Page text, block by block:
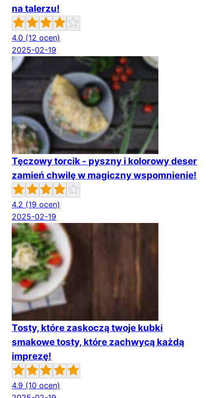
na talerzu!
4.0 (12 ocen)
2025-02-19
Tęczowy torcik - pyszny i kolorowy deser
zamień chwilę w magiczny wspomnienie!
4.2 (19 ocen)
2025-02-19
Tosty, które zaskoczą twoje kubki
smakowe tosty, które zachwycą każdą
imprezę!
4.9 (10 ocen)